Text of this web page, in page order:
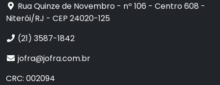
Rua Quinze de Novembro - nº 106 - Centro 608 -
Niterói/RJ - CEP 24020-125
(21) 3587-1842
jofra@jofra.com.br
CRC: 002094